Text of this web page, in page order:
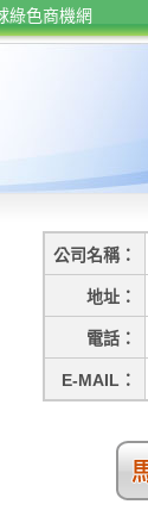
綠色商機網
公司名稱
地址
電話
E-MAIL